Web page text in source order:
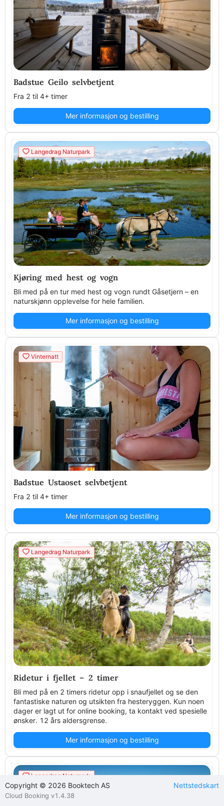
Badstue Geilo selvbetjent
Fra 2 til 4+ timer
Mer informasjon og bestilling
Langedrag Naturpark
Kjøring med hest og vogn
Bli med på en tur med hest og vogn rundt Gåsetjern – en
naturskjønn opplevelse for hele familien.
Mer informasjon og bestilling
Vinternatt
Badstue Ustaoset selvbetjent
Fra 2 til 4+ timer
Mer informasjon og bestilling
Langedrag Naturpark
Ridetur i fjellet – 2 timer
Bli med på en 2 timers ridetur opp i snaufjellet og se den
fantastiske naturen og utsikten fra hesteryggen. Kun noen
dager er lagt ut for online booking, ta kontakt ved spesielle
ønsker. 12 års aldersgrense.
Mer informasjon og bestilling
Langedrag Naturpark
Copyright © 2026 Booktech AS
Cloud Booking v1.4.38
Nettstedskart